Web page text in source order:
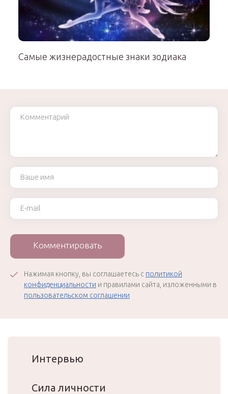
Самые жизнерадостные знаки зодиака
Комментарий
Ваше имя
Ваш e-mail
Комментировать
Нажимая кнопку, вы соглашаетесь с политикой
конфиденциальности и правилами сайта, изложенными в
пользовательском соглашении
Интервью
Сила личности